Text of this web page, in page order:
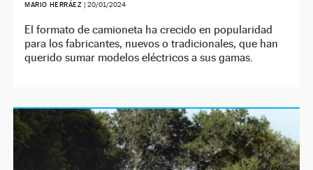
MARIO HERRÁEZ | 20/01/2024
El formato de camioneta ha crecido en popularidad
para los fabricantes, nuevos o tradicionales, que han
querido sumar modelos eléctricos a sus gamas.